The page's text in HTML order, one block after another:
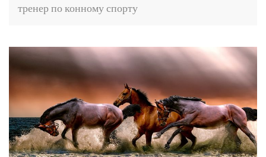
тренер по конному спорту